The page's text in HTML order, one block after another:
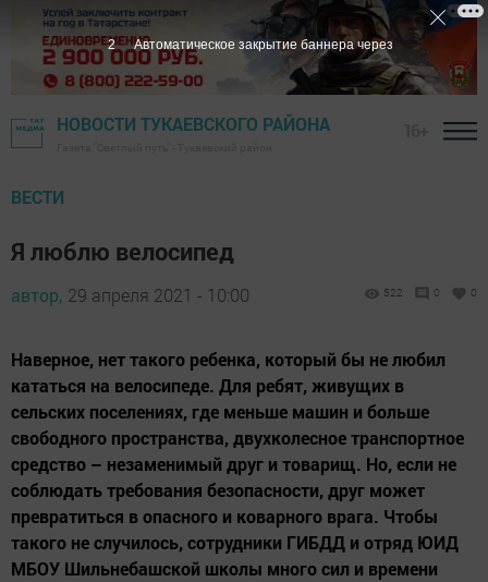
НОВОСТИ ТУКАЕВСКОГО РАЙОНА
ВЕСТИ
Я люблю велосипед
автор, 29 апреля 2021 - 10:00 522 0 0
Наверное, нет такого ребенка, который бы не любил
кататься на велосипеде. Для ребят, живущих в
сельских поселениях, где меньше машин и больше
свободного пространства, двухколесное транспортное
средство – незаменимый друг и товарищ. Но, если не
соблюдать требования безопасности, друг может
превратиться в опасного и коварного врага. Чтобы
такого не случилось, сотрудники ГИБДД и отряд ЮИД
МБОУ Шильнебашской школы много сил и времени
1 Автоматическое закрытие баннера через